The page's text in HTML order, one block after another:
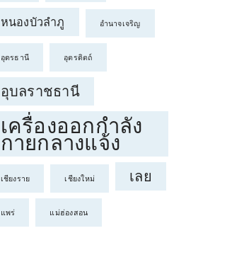
หนองบัวลำภู อำนาจเจริญ
อุดรธานี อุตรดิตถ์
อุบลราชธานี
เครื่องออกกำลัง
กายกลางแจ้ง
เชียงราย เชียงใหม่ เลย
แพร่ แม่ฮ่องสอน